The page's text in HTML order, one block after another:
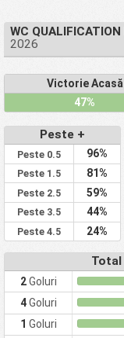
WC
2026
Victorie Acasă
47%
Peste +
Peste 0.5 96%
Peste 1.5 81%
Peste 2.5 59%
Peste 3.5 44%
Peste 4.5 24%
Total
2Goluri
4Goluri
1 Goluri